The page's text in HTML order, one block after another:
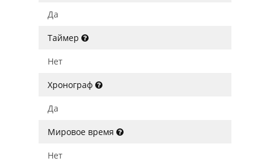
Да
Таймер
Нет
Хронограф
Да
Мировое время
Нет